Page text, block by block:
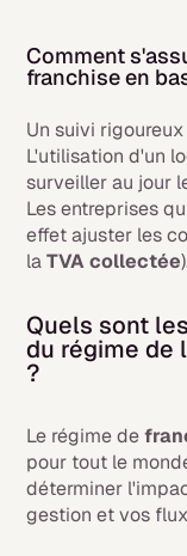
Comment
franchise en
Un suivi
L'utilisation d'un
surveiller au jour
Les entreprises
effet ajuster les
laTVA collectée
Quels sont
du régime de
?
Le régime de
pour tout le
déterminer
gestion et vos